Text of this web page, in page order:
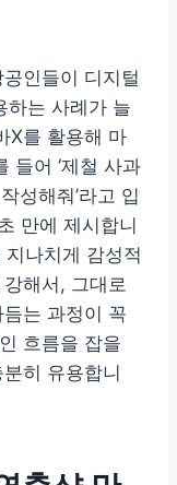
인들이 디지털
하는 사례가 늘
X를 활용해 마
들어 ‘제철 사과
성해줘’라고 입
만에 제시합니
나치게 감성적
해서, 그대로
는 과정이 꼭
흐름을 잡을
히 유용합니